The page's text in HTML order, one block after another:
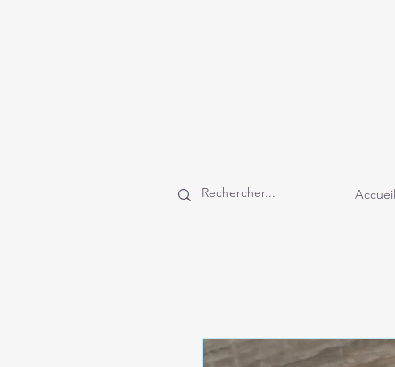
Accueil